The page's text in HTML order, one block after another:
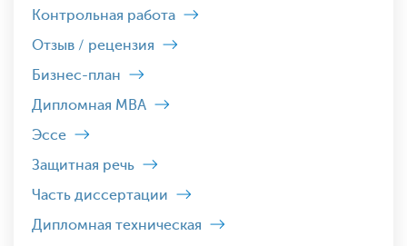
Контрольная работа
Отзыв / рецензия
Бизнес-план
Дипломная MBA
Эссе
Защитная речь
Часть диссертации
Дипломная техническая